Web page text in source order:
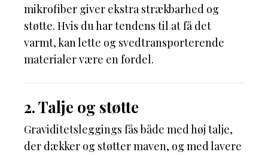
mikrofiber giver ekstra strækbarhed og
støtte. Hvis du har tendens til at få det
varmt, kan lette og svedtransporterende
materialer være en fordel.
2. Talje og støtte
Graviditetsleggings fås både med høj talje,
der dækker og støtter maven, og med lavere